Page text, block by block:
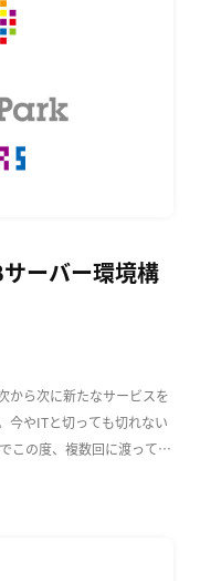
ーバー環境構
から次に新たなサービスを
今やITと切っても切れない
この度、複数回に渡って